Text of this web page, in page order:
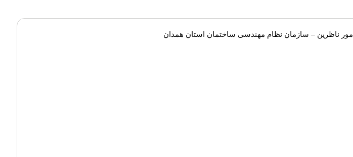
امور ناظرین – سازمان نظام مهندسی ساختمان استان همدان